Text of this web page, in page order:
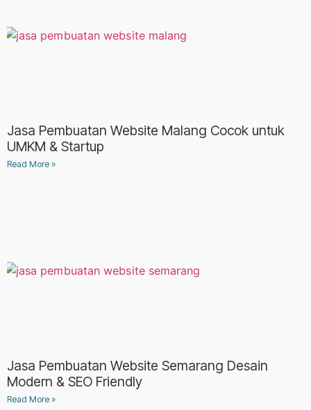
Jasa Pembuatan Website Malang Cocok untuk
UMKM & Startup
Read More »
Jasa Pembuatan Website Semarang Desain
Modern & SEO Friendly
Read More »